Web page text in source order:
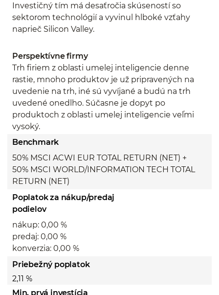
Investičný tím má desaťročia skúseností so
sektorom technológií a vyvinul hlboké vzťahy
naprieč Silicon Valley.
Perspektívne firmy
Trh firiem z oblasti umelej inteligencie denne
rastie, mnoho produktov je už pripravených na
uvedenie na trh, iné sú vyvíjané a budú na trh
uvedené onedlho. Súčasne je dopyt po
produktoch z oblasti umelej inteligencie veľmi
vysoký.
Benchmark
50% MSCI ACWI EUR TOTAL RETURN (NET) +
50% MSCI WORLD/INFORMATION TECH TOTAL
RETURN (NET)
Poplatok za nákup/predaj
podielov
nákup: 0,00 %
predaj: 0,00 %
konverzia: 0,00 %
Priebežný poplatok
2,11 %
Min. prvá investícia